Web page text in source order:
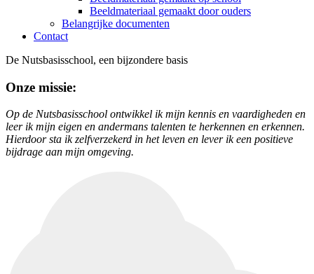
Beeldmateriaal gemaakt door ouders
Belangrijke documenten
Contact
De Nutsbasisschool, een bijzondere basis
Onze missie:
Op de Nutsbasisschool ontwikkel ik mijn kennis en vaardigheden en
leer ik mijn eigen en andermans talenten te herkennen en erkennen.
Hierdoor sta ik zelfverzekerd in het leven en lever ik een positieve
bijdrage aan mijn omgeving.